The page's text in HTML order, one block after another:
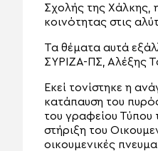
Σχολής της Χάλκης,
κοινότητας στις
Τα θέματα αυτά
ΣΥΡΙΖΑ-ΠΣ, Αλέξης
Εκεί τονίστηκε η
κατάπαυση του
του γραφείου Τύπου
στήριξη του
οικουμενικές